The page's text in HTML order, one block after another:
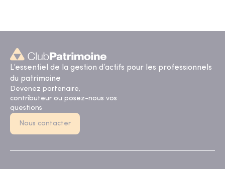
L’essentiel de la gestion d’actifs pour les professionnels
du patrimoine
Devenez partenaire,
contributeur ou posez-nous vos
questions
Nous contacter